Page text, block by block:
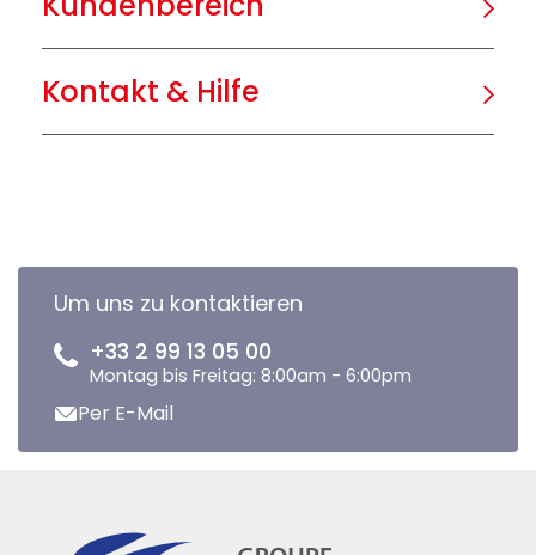
Kontakt & Hilfe
Um uns zu kontaktieren
+33 2 99 13 05 00
Montag bis Freitag: 8:00am - 6:00pm
Per E-Mail